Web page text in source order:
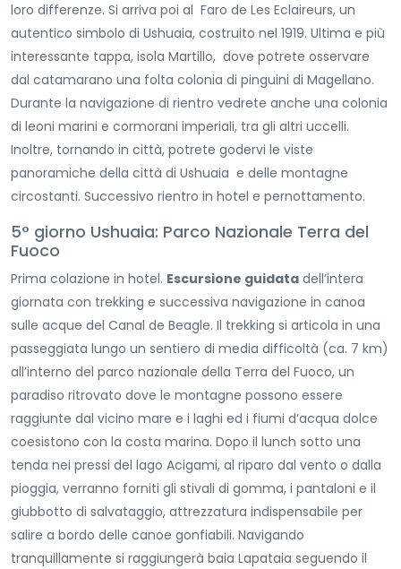
loro differenze. Si arriva poi al Faro de Les Eclaireurs, un
autentico simbolo di Ushuaia, costruito nel 1919. Ultima e più
interessante tappa, isola Martillo, dove potrete osservare
dal catamarano una folta colonia di pinguini di Magellano.
Durante la navigazione di rientro vedrete anche una colonia
di leoni marini e cormorani imperiali, tra gli altri uccelli.
Inoltre, tornando in città, potrete godervi le viste
panoramiche della città di Ushuaia e delle montagne
circostanti. Successivo rientro in hotel e pernottamento.
5° giorno Ushuaia: Parco Nazionale Terra del
Fuoco
Prima colazione in hotel. Escursione guidata dell’intera
giornata con trekking e successiva navigazione in canoa
sulle acque del Canal de Beagle. Il trekking si articola in una
passeggiata lungo un sentiero di media difficoltà (ca. 7 km)
all’interno del parco nazionale della Terra del Fuoco, un
paradiso ritrovato dove le montagne possono essere
raggiunte dal vicino mare e i laghi ed i fiumi d’acqua dolce
coesistono con la costa marina. Dopo il lunch sotto una
tenda nei pressi del lago Acigami, al riparo dal vento o dalla
pioggia, verranno forniti gli stivali di gomma, i pantaloni e il
giubbotto di salvataggio, attrezzatura indispensabile per
salire a bordo delle canoe gonfiabili. Navigando
tranquillamente si raggiungerà baia Lapataia seguendo il